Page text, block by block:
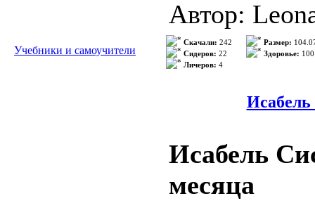
>>>
Автор:
Жанр:
ISBN: 85-
Язык
Формат:
Качество:
Учебники и самоучители
Скачали: 242
Сидеров: 22
Личеров: 4
Размер:
Здоровье: 100
Исабель
Исабель
месяца